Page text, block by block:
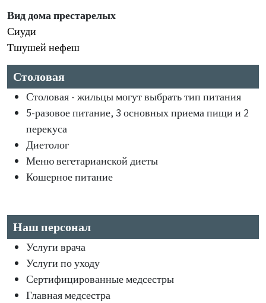
Вид дома престарелых
Сиуди
Тшушей нефеш
Столовая
Столовая - жильцы могут выбрать тип питания
5-разовое питание, 3 основных приема пищи и 2
перекуса
Диетолог
Меню вегетарианской диеты
Кошерное питание
Наш персонал
Услуги врача
Услуги по уходу
Сертифицированные медсестры
Главная медсестра